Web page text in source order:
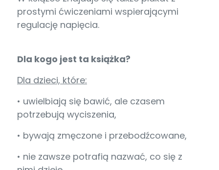
prostymi ćwiczeniami wspierającymi
regulację napięcia.
Dla kogo jest ta książka?
Dla dzieci, które:
• uwielbiają się bawić, ale czasem
potrzebują wyciszenia,
• bywają zmęczone i przebodźcowane,
• nie zawsze potrafią nazwać, co się z